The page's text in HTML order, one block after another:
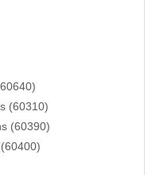
(60310)
(60390)